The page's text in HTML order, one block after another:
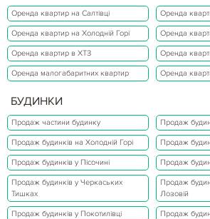
Оренда квартир на Салтівці Оренда
Оренда квартир на Холодній Горі Оренда
Оренда квартир в ХТЗ Оренда
Оренда малогабаритних квартир Оренда
БУДИНКИ
Продаж частини будинку Продаж
Продаж будинків на Холодній Горі Продаж
Продаж будинків у Пісочині Продаж
Продаж будинків у Черкаських
Тишках
Продаж
Лозовій
Продаж будинків у Покотилівці Продаж